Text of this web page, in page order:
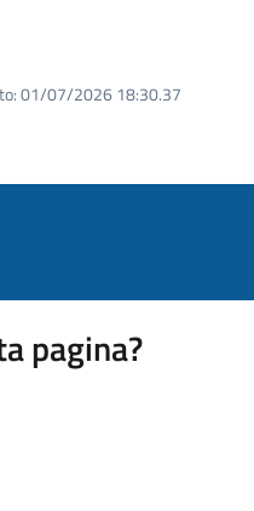
01/07/2026 18:30.37
pagina?